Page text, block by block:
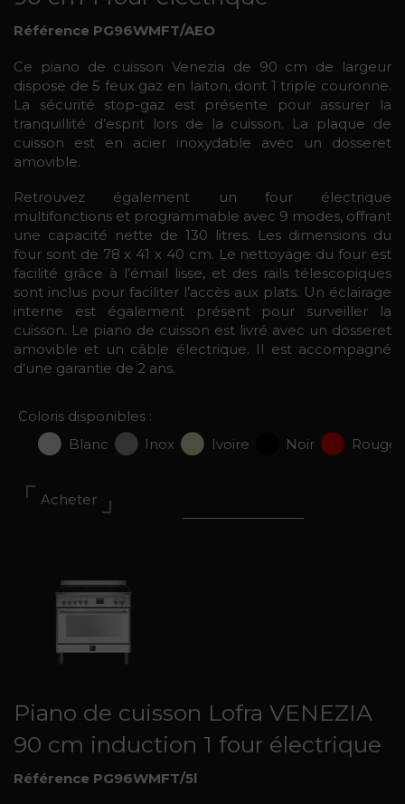
Référence PG96WMFT/AEO
Ce piano de cuisson Venezia de 90 cm de largeur
dispose de 5 feux gaz en laiton, dont 1 triple couronne.
La sécurité stop-gaz est présente pour assurer la
tranquillité d’esprit lors de la cuisson. La plaque de
cuisson est en acier inoxydable avec un dosseret
amovible.
Retrouvez également un four électrique
multifonctions et programmable avec 9 modes, offrant
une capacité nette de 130 litres. Les dimensions du
four sont de 78 x 41 x 40 cm. Le nettoyage du four est
facilité grâce à l’émail lisse, et des rails télescopiques
sont inclus pour faciliter l’accès aux plats. Un éclairage
interne est également présent pour surveiller la
cuisson. Le piano de cuisson est livré avec un dosseret
amovible et un câble électrique. Il est accompagné
d’une garantie de 2 ans.
Coloris disponibles :
Blanc
Inox Ivoire Noir Rouge
Acheter
Piano de cuisson Lofra VENEZIA
90 cm induction 1 four électrique
Référence PG96WMFT/5l